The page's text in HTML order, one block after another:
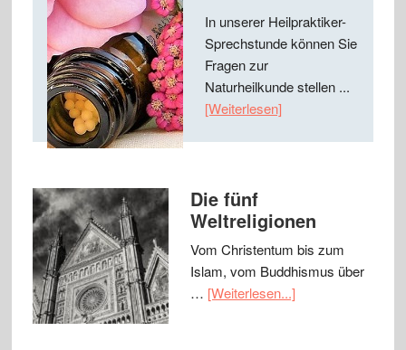
In unserer Heilpraktiker-
Sprechstunde können Sie
Fragen zur
Naturheilkunde stellen ...
[Weiterlesen]
Die fünf
Weltreligionen
Vom Christentum bis zum
Islam, vom Buddhismus über
… [Weiterlesen...]